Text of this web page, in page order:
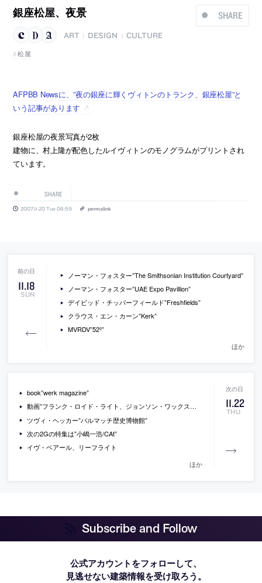
SHARE
銀座松屋、夜景
ART DESIGN
CULTURE
松屋
AFPBB Newsに、”夜の銀座に輝くヴィトンのトランク、銀座松屋”と
いう記事があります
銀座松屋の夜景写真が2枚
建物に、村上隆が配色したルイヴィトンのモノグラムがプリントされ
ています。
SHARE
2007.11.20 Tue 06:59 permalink
11.18
SUN
ノーマン・フォスター”The Smithsonian Institution Courtyard”
ノーマン・フォスター”UAE Expo Pavillion”
デイビッド・チッパーフィールド”Freshfields”
クラウス・エン・カーン”Kerk”
MVRDV”52º”
ほか
11.22
THU
book”werk magazine”
動画”フランク・ロイド・ライト、ジョンソン・ワックス本社”
ツヴィ・ヘッカー”パルマッチ歴史博物館”
次の2Gの特集は”小嶋一浩/CAt”
イヴ・ベアール、リーフライト
ほか
Subscribe and Follow
公式アカウントをフォローして、
見逃せない建築情報を受け取ろう。